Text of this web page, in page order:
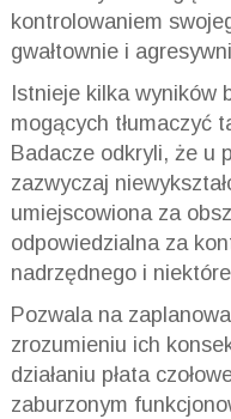
kontrolowaniem
gwałtownie i
Istnieje kilka wyników
mogących tłumaczyć
Badacze odkryli, że u
zazwyczaj
umiejscowiona za
odpowiedzialna za
nadrzędnego i
Pozwala na
zrozumieniu ich
działaniu płata
zaburzonym